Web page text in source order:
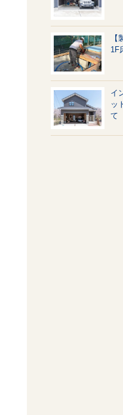
1F
イ
ッ
て